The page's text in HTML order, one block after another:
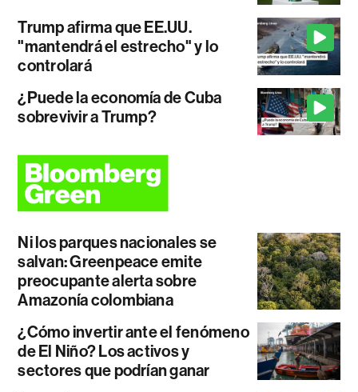
Trump afirma que EE.UU.
"mantendrá el estrecho" y lo
controlará
¿Puede la economía de Cuba
sobrevivir a Trump?
Ni los parques nacionales se
salvan: Greenpeace emite
preocupante alerta sobre
Amazonía colombiana
¿Cómo invertir ante el fenómeno
de El Niño? Los activos y
sectores que podrían ganar